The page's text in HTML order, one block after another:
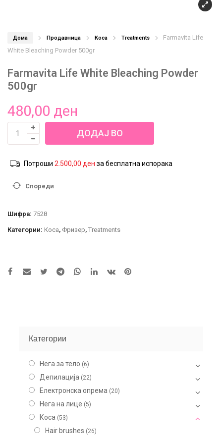
Дома Продавница Коса Treatments
Farmavita Life
White Bleaching Powder 500gr
Farmavita Life White Bleaching Powder
500gr
480,00 ден
Farmavita
Life
Bleaching
Powder
500gr
количина
ДОДАЈ ВО
Потроши 2.500,00 ден за бесплатна испорака
Спореди
Шифра: 7528
Категории: Коса, Фризер, Treatments
Категории
Нега за тело (6)
Депилација (22)
Електронска опрема (20)
Нега на лице (5)
Коса (53)
Hair brushes (26)